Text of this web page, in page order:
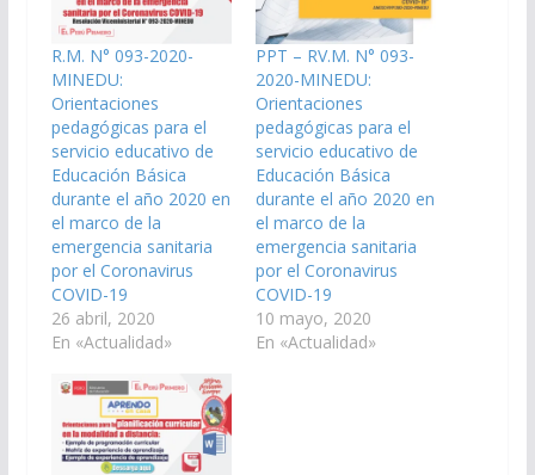
R.M. N° 093-2020-
MINEDU:
Orientaciones
pedagógicas para el
servicio educativo de
Educación Básica
durante el año 2020 en
el marco de la
emergencia sanitaria
por el Coronavirus
COVID-19
26 abril, 2020
En «Actualidad»
PPT – RV.M. N° 093-
2020-MINEDU:
Orientaciones
pedagógicas para el
servicio educativo de
Educación Básica
durante el año 2020 en
el marco de la
emergencia sanitaria
por el Coronavirus
COVID-19
10 mayo, 2020
En «Actualidad»